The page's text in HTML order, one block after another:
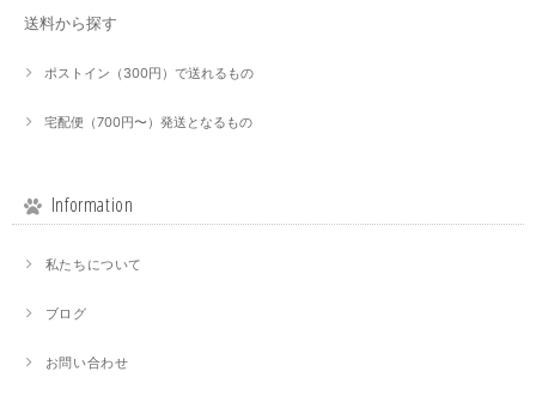
送料から探す
ポストイン（300円）で送れるもの
宅配便（700円〜）発送となるもの
Information
私たちについて
ブログ
お問い合わせ